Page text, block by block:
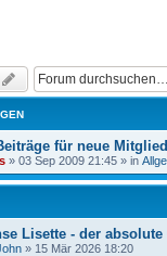
für neue
» 03 Sep 2009 21:45 » in
Lisette - der
» 15 Mär 2026 18:20